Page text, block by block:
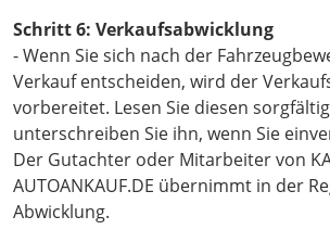
Schritt 6: Verkaufsabwicklung
- Wenn Sie sich nach der
Verkauf entscheiden, wird der
vorbereitet. Lesen Sie diesen
unterschreiben Sie ihn, wenn Sie
Der Gutachter oder Mitarbeiter von
AUTOANKAUF.DE übernimmt in der
Abwicklung.